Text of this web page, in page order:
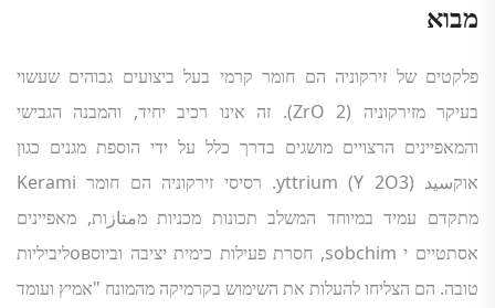
מבוא
פלקטים של זירקוניה הם חומר קרמי בעל ביצועים גבוהים שעשוי
בעיקר מזירקוניה (ZrO2
). זה אינו רכיב יחיד, והמבנה הגבישי
והמאפיינים הרצויים מושגים בדרך כלל על ידי הוספת מגנים כגון
אוקسيد yttrium (Y
2
O3). רסיסי זירקוניה הם חומר Kerami
מתקדם עמיד במיוחד המשלב תכונות מכניות מمتازות, מאפיינים
אסתטיים י sobchim, חסרת פעילות כימית יציבה וביוסовליביליות
טובה. הם הצליחו להעלות את השימוש בקרמיקה מהמונח "אמיץ ועומד